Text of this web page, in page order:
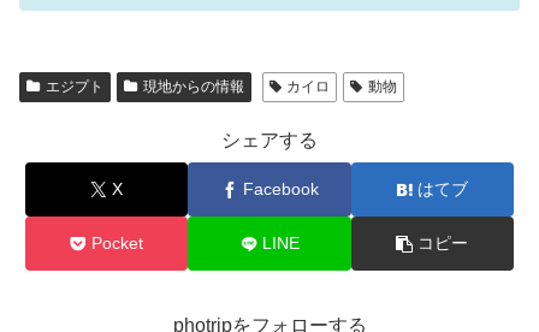
エジプト 現地からの情報 カイロ 動物
シェアする
X Facebook はてブ
Pocket LINE コピー
photripをフォローする